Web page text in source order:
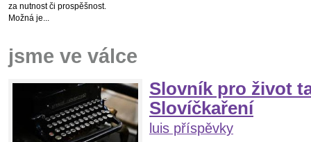
za nutnost či prospěšnost.
Možná je...
jsme ve válce
Slovník pro život
Slovíčkaření
luis příspěvky